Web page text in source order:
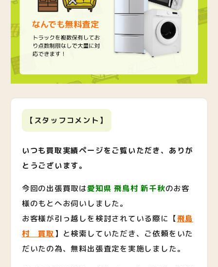
【スタッフコメント】
いつも買取実績ページをご覧いただき、ありが
とうございます。
今回の出張買取は愛知県 飛鳥村 新千秋のお客
様のもとへお伺いしました。
お客様が引っ越しを検討されている際に【飛島
村 買取 】 と検索していただき、ご依頼をいた
だいたの為、無料出張査定を実施しました。